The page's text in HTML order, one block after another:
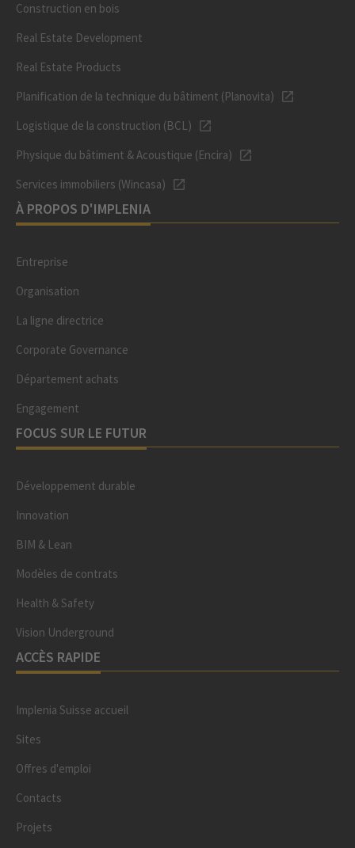
Construction en bois
Real Estate Development
Real Estate Products
Planification de la technique du bâtiment (Planovita)
Logistique de la construction (BCL)
Physique du bâtiment & Acoustique (Encira)
Services immobiliers (Wincasa)
À PROPOS D'IMPLENIA
Entreprise
Organisation
La ligne directrice
Corporate Governance
Département achats
Engagement
FOCUS SUR LE FUTUR
Développement durable
Innovation
BIM & Lean
Modèles de contrats
Health & Safety
Vision Underground
ACCÈS RAPIDE
Implenia Suisse accueil
Sites
Offres d'emploi
Contacts
Projets